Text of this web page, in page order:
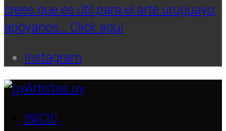
crees que es útil para el arte uruguayo,
apóyanos… Click aquí
Instagram
INICIO